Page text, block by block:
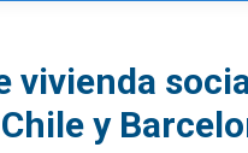
vivienda
y